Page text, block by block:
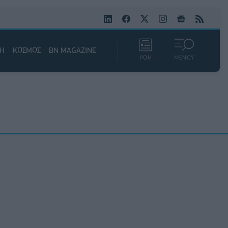
ΚΟΣΜΟΣ BN MAGAZINE
ΡΟΗ ΜΕΝΟΥ